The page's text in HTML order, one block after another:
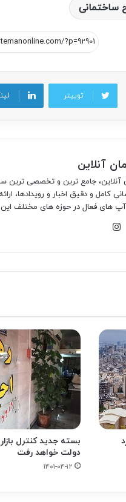
ساختمانی
توییتر
آنلاین
آنلاین، جامع ترین و تخصصی
کامل و دقیق اخبار و رویدادها،
های فعال در حوزه های مختلف
بسته جدید کنترل
دولت خواهد رفت
۱۴۰۱-۰۴-۱۲